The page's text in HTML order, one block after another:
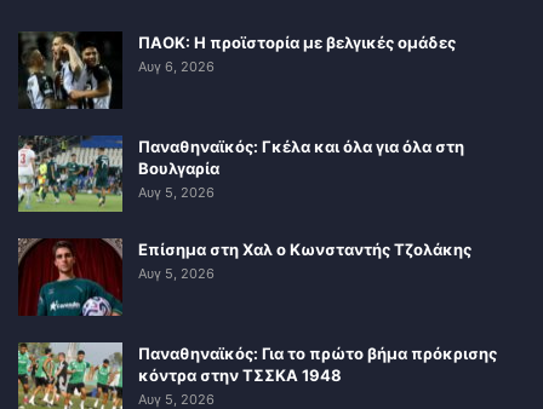
ΠΑΟΚ: Η προϊστορία με βελγικές ομάδες
Αυγ 6, 2026
Παναθηναϊκός: Γκέλα και όλα για όλα στη
Βουλγαρία
Αυγ 5, 2026
Επίσημα στη Χαλ ο Κωνσταντής Τζολάκης
Αυγ 5, 2026
Παναθηναϊκός: Για το πρώτο βήμα πρόκρισης
κόντρα στην ΤΣΣΚΑ 1948
Αυγ 5, 2026